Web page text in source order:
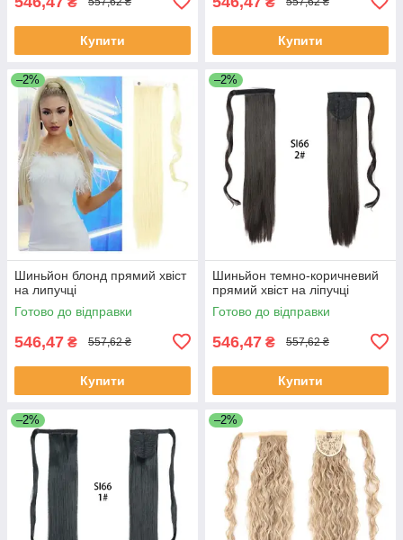
Купити Купити
–2%
Шиньйон блонд прямий хвіст
на липучці
Готово до відправки
546,47 ₴ 557,62 ₴
Купити
–2%
Шиньйон темно-коричневий
прямий хвіст на ліпучці
Готово до відправки
546,47 ₴ 557,62 ₴
Купити
–2% –2%